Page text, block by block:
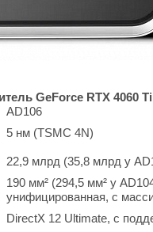
GeForce RTX 4060 Ti
AD106
5 нм (TSMC 4N)
22,9 млрд (35,8 млрд у
190 мм² (294,5 мм² у
унифицированная, с
DirectX 12 Ultimate, с